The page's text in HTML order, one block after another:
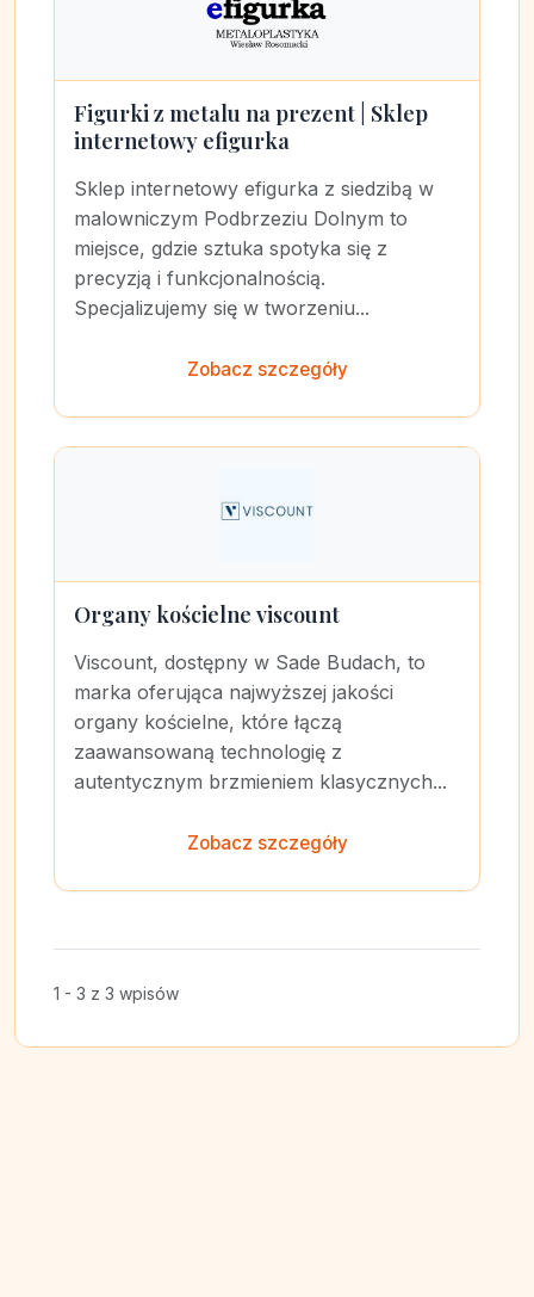
Figurki z metalu na prezent | Sklep
internetowy efigurka
Sklep internetowy efigurka z siedzibą w
malowniczym Podbrzeziu Dolnym to
miejsce, gdzie sztuka spotyka się z
precyzją i funkcjonalnością.
Specjalizujemy się w tworzeniu...
Zobacz szczegóły
Organy kościelne viscount
Viscount, dostępny w Sade Budach, to
marka oferująca najwyższej jakości
organy kościelne, które łączą
zaawansowaną technologię z
autentycznym brzmieniem klasycznych...
Zobacz szczegóły
1 - 3 z 3 wpisów